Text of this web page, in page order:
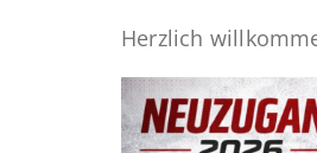
Herzlich